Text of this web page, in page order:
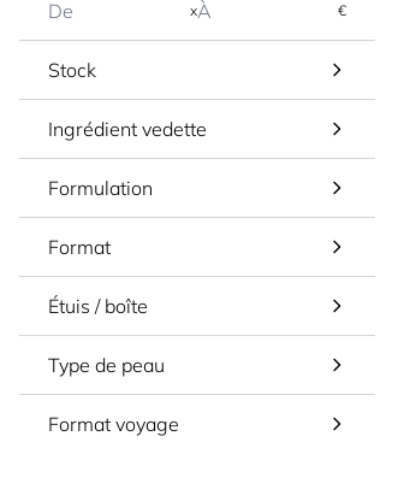
x €
Stock
Ingrédient vedette
Formulation
Format
Étuis / boîte
Type de peau
Format voyage